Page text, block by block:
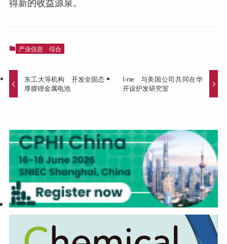
产业信息 综合
东工大等机构 开发全固态
厚膜锂金属电池
I-ne 与美国公司共同在华
开设护发研究室